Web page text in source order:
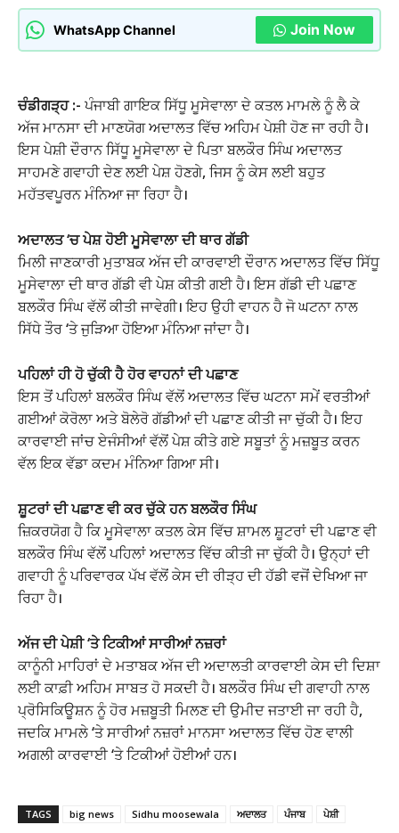
WhatsApp Channel Join Now
ਚੰਡੀਗੜ੍ਹ :-ਪੰਜਾਬੀ ਗਾਇਕ ਸਿੱਧੂ ਮੂਸੇਵਾਲਾ ਦੇ ਕਤਲ ਮਾਮਲੇ ਨੂੰ ਲੈ ਕੇ
ਅੱਜ ਮਾਨਸਾ ਦੀ ਮਾਣਯੋਗ ਅਦਾਲਤ ਵਿੱਚ ਅਹਿਮ ਪੇਸ਼ੀ ਹੋਣ ਜਾ ਰਹੀ ਹੈ।
ਇਸ ਪੇਸ਼ੀ ਦੌਰਾਨ ਸਿੱਧੂ ਮੂਸੇਵਾਲਾ ਦੇ ਪਿਤਾ ਬਲਕੌਰ ਸਿੰਘ ਅਦਾਲਤ
ਸਾਹਮਣੇ ਗਵਾਹੀ ਦੇਣ ਲਈ ਪੇਸ਼ ਹੋਣਗੇ, ਜਿਸ ਨੂੰ ਕੇਸ ਲਈ ਬਹੁਤ
ਮਹੱਤਵਪੂਰਨ ਮੰਨਿਆ ਜਾ ਰਿਹਾ ਹੈ।
ਅਦਾਲਤ ‘ਚ ਪੇਸ਼ ਹੋਈ ਮੂਸੇਵਾਲਾ ਦੀ ਥਾਰ ਗੱਡੀ
ਮਿਲੀ ਜਾਣਕਾਰੀ ਮੁਤਾਬਕ ਅੱਜ ਦੀ ਕਾਰਵਾਈ ਦੌਰਾਨ ਅਦਾਲਤ ਵਿੱਚ ਸਿੱਧੂ
ਮੂਸੇਵਾਲਾ ਦੀ ਥਾਰ ਗੱਡੀ ਵੀ ਪੇਸ਼ ਕੀਤੀ ਗਈ ਹੈ। ਇਸ ਗੱਡੀ ਦੀ ਪਛਾਣ
ਬਲਕੌਰ ਸਿੰਘ ਵੱਲੋਂ ਕੀਤੀ ਜਾਵੇਗੀ। ਇਹ ਉਹੀ ਵਾਹਨ ਹੈ ਜੋ ਘਟਨਾ ਨਾਲ
ਸਿੱਧੇ ਤੌਰ ‘ਤੇ ਜੁੜਿਆ ਹੋਇਆ ਮੰਨਿਆ ਜਾਂਦਾ ਹੈ।
ਪਹਿਲਾਂ ਹੀ ਹੋ ਚੁੱਕੀ ਹੈ ਹੋਰ ਵਾਹਨਾਂ ਦੀ ਪਛਾਣ
ਇਸ ਤੋਂ ਪਹਿਲਾਂ ਬਲਕੌਰ ਸਿੰਘ ਵੱਲੋਂ ਅਦਾਲਤ ਵਿੱਚ ਘਟਨਾ ਸਮੇਂ ਵਰਤੀਆਂ
ਗਈਆਂ ਕੋਰੋਲਾ ਅਤੇ ਬੋਲੇਰੋ ਗੱਡੀਆਂ ਦੀ ਪਛਾਣ ਕੀਤੀ ਜਾ ਚੁੱਕੀ ਹੈ। ਇਹ
ਕਾਰਵਾਈ ਜਾਂਚ ਏਜੰਸੀਆਂ ਵੱਲੋਂ ਪੇਸ਼ ਕੀਤੇ ਗਏ ਸਬੂਤਾਂ ਨੂੰ ਮਜ਼ਬੂਤ ਕਰਨ
ਵੱਲ ਇਕ ਵੱਡਾ ਕਦਮ ਮੰਨਿਆ ਗਿਆ ਸੀ।
ਸ਼ੂਟਰਾਂ ਦੀ ਪਛਾਣ ਵੀ ਕਰ ਚੁੱਕੇ ਹਨ ਬਲਕੌਰ ਸਿੰਘ
ਜ਼ਿਕਰਯੋਗ ਹੈ ਕਿ ਮੂਸੇਵਾਲਾ ਕਤਲ ਕੇਸ ਵਿੱਚ ਸ਼ਾਮਲ ਸ਼ੂਟਰਾਂ ਦੀ ਪਛਾਣ ਵੀ
ਬਲਕੌਰ ਸਿੰਘ ਵੱਲੋਂ ਪਹਿਲਾਂ ਅਦਾਲਤ ਵਿੱਚ ਕੀਤੀ ਜਾ ਚੁੱਕੀ ਹੈ। ਉਨ੍ਹਾਂ ਦੀ
ਗਵਾਹੀ ਨੂੰ ਪਰਿਵਾਰਕ ਪੱਖ ਵੱਲੋਂ ਕੇਸ ਦੀ ਰੀੜ੍ਹ ਦੀ ਹੱਡੀ ਵਜੋਂ ਦੇਖਿਆ ਜਾ
ਰਿਹਾ ਹੈ।
ਅੱਜ ਦੀ ਪੇਸ਼ੀ ‘ਤੇ ਟਿਕੀਆਂ ਸਾਰੀਆਂ ਨਜ਼ਰਾਂ
ਕਾਨੂੰਨੀ ਮਾਹਿਰਾਂ ਦੇ ਮਤਾਬਕ ਅੱਜ ਦੀ ਅਦਾਲਤੀ ਕਾਰਵਾਈ ਕੇਸ ਦੀ ਦਿਸ਼ਾ
ਲਈ ਕਾਫ਼ੀ ਅਹਿਮ ਸਾਬਤ ਹੋ ਸਕਦੀ ਹੈ। ਬਲਕੌਰ ਸਿੰਘ ਦੀ ਗਵਾਹੀ ਨਾਲ
ਪ੍ਰੋਸਿਕਿਊਸ਼ਨ ਨੂੰ ਹੋਰ ਮਜ਼ਬੂਤੀ ਮਿਲਣ ਦੀ ਉਮੀਦ ਜਤਾਈ ਜਾ ਰਹੀ ਹੈ,
ਜਦਕਿ ਮਾਮਲੇ ‘ਤੇ ਸਾਰੀਆਂ ਨਜ਼ਰਾਂ ਮਾਨਸਾ ਅਦਾਲਤ ਵਿੱਚ ਹੋਣ ਵਾਲੀ
ਅਗਲੀ ਕਾਰਵਾਈ ‘ਤੇ ਟਿਕੀਆਂ ਹੋਈਆਂ ਹਨ।
TAGS big news Sidhu moosewala ਅਦਾਲਤ ਪੰਜਾਬ ਪੇਸ਼ੀ